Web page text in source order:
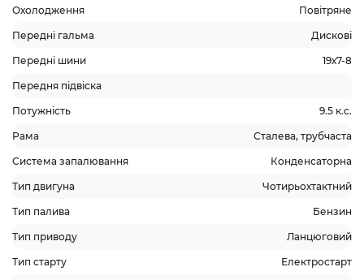
Охолодження Повітряне
Передні гальма Дискові
Передні шини 19х7-8
Передня підвіска
Потужність 9.5 к.с.
Рама Сталева, трубчаста
Система запалювання Конденсаторна
Тип двигуна Чотирьохтактний
Тип палива Бензин
Тип приводу Ланцюговий
Тип старту Електростарт